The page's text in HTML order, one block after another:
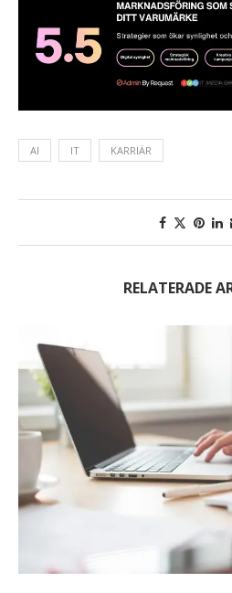
AI IT KARRIÄR
RELATERADE